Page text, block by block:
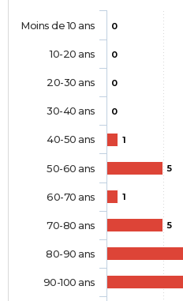
0
0
0
0
1
5
1
5
Moins de 10 ans
10-20 ans
20-30 ans
30-40 ans
40-50 ans
50-60 ans
60-70 ans
70-80 ans
80-90 ans
90-100 ans